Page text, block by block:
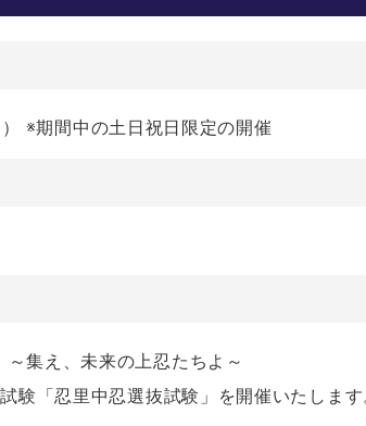
※期間中の土日祝日限定の開催
～集え、未来の上忍たちよ～
験「忍里中忍選抜試験」を開催いたしま